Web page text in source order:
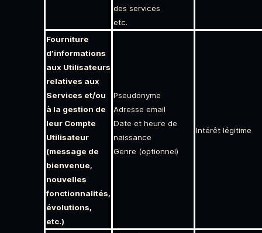
des services
etc.
Fourniture
d’informations
aux Utilisateurs
relatives aux
Services et/ou
à la gestion de
leur Compte
Utilisateur
(message de
bienvenue,
nouvelles
fonctionnalités,
évolutions,
etc.)
Pseudonyme
Adresse email
Date et heure de
naissance
Genre (optionnel)
Intérêt légitime